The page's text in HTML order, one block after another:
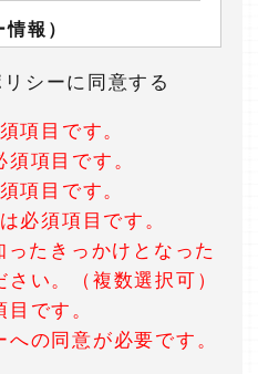
報）
「個人情報」とは，個
る情報であって，当該
年月日，住所，電話番
す。
「履歴情報および特性
る「個人情報」以外の
だいたサービスやご購
になったページや広告
された検索キーワー
の方法，ご利用環境，
シーに同意する
項目です。
項目です。
項目です。
必須項目です。
たきっかけとなった
い。（複数選択可）
です。
の同意が必要です。